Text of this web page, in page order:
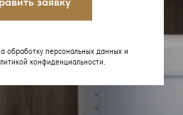
обработку персональных данных и
конфиденциальности.